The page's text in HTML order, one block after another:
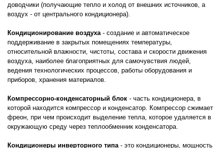
доводчики (получающие тепло и холод от внешних источников, а
воздух - от центрального кондиционера).
Кондиционирование воздуха- создание и автоматическое
поддерживание в закрытых помещениях температуры,
относительной влажности, чистоты, состава и скорости движения
воздуха, наиболее благоприятных для самочувствия людей,
ведения технологических процессов, работы оборудования и
приборов, хранения материалов.
Компрессорно-конденсаторный блок - часть кондиционера, в
которой находится компрессор и конденсатор. Компрессор сжимает
фреон, при чем происходит выделение тепла, которое удаляется в
окружающую среду через теплообменник конденсатора.
Кондиционеры инверторного типа- это кондиционеры, мощность